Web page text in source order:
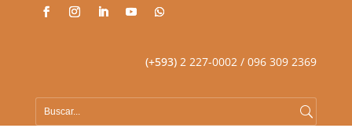
(+593)2 227-0002 / 096 309 2369